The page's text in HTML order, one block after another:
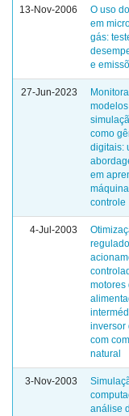
13-Nov-2006
O uso
em
gás:
e
27-Jun-2023
como
digitais:
em
controle
4-Jul-2003
motores
inversor
com
natural
3-Nov-2003
análise